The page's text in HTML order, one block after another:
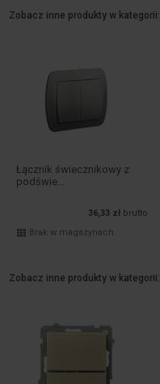
Zobacz inne produkty w kategorii:
Łącznik świecznikowy z
podświe...
36,33 zł
brutto
Brak w magazynach
Zobacz inne produkty w kategorii: